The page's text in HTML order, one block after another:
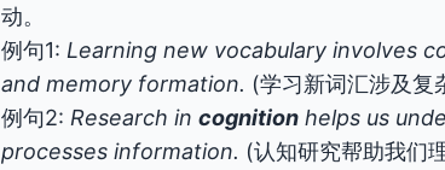
动。
例句1: Learning new vocabulary involves
and memory formation. (学习新词汇涉及复
例句2: Research in cognition helps us
processes information. (认知研究帮助我们